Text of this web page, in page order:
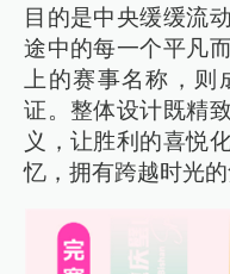
目的是中央缓缓流
途中的每一个平凡
上的赛事名称，
证。整体设计既精
义，让胜利的喜悦
忆，拥有跨越时光的